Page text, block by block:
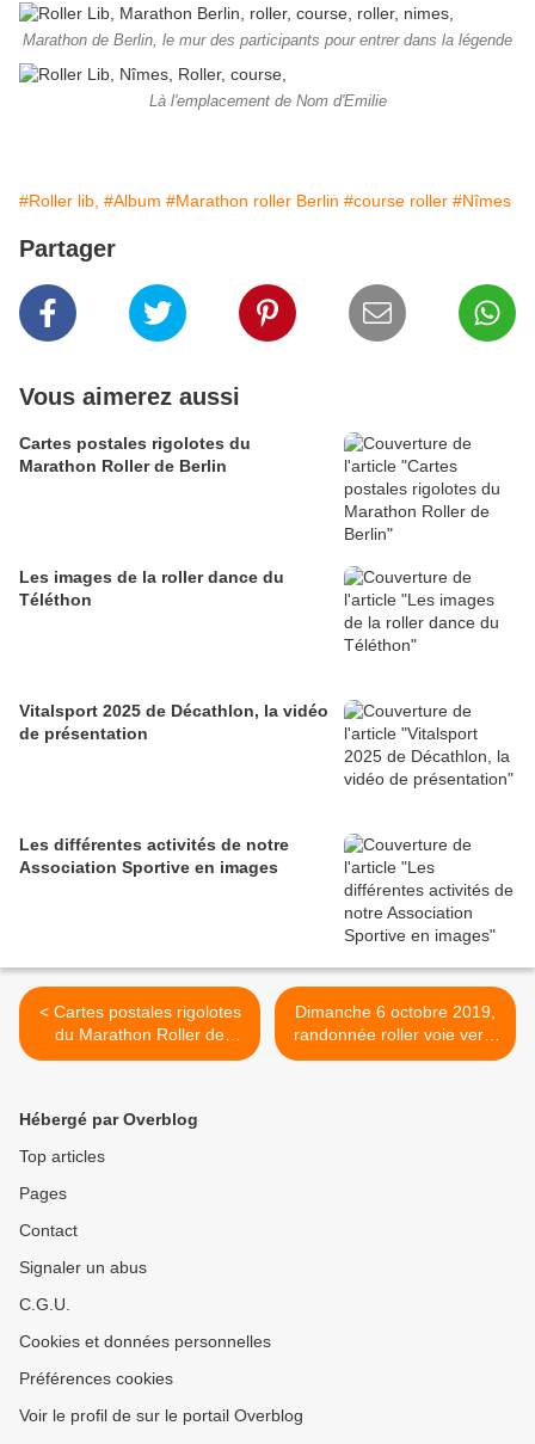
Marathon de Berlin, le mur des participants pour entrer dans la légende
Là l'emplacement de Nom d'Emilie
#Roller lib, #Album #Marathon roller Berlin #course roller #Nîmes
Partager
Vous aimerez aussi
Cartes postales rigolotes du
Marathon Roller de Berlin
Les images de la roller dance du
Téléthon
Vitalsport 2025 de Décathlon, la vidéo
de présentation
Les différentes activités de notre
Association Sportive en images
< Cartes postales rigolotes
du Marathon Roller de
Berlin
Dimanche 6 octobre 2019,
randonnée roller voie verte
du pont du Gard >
Hébergé par Overblog
Top articles
Pages
Contact
Signaler un abus
C.G.U.
Cookies et données personnelles
Préférences cookies
Voir le profil de sur le portail Overblog